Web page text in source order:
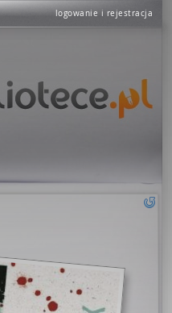
logowanie i rejestracja